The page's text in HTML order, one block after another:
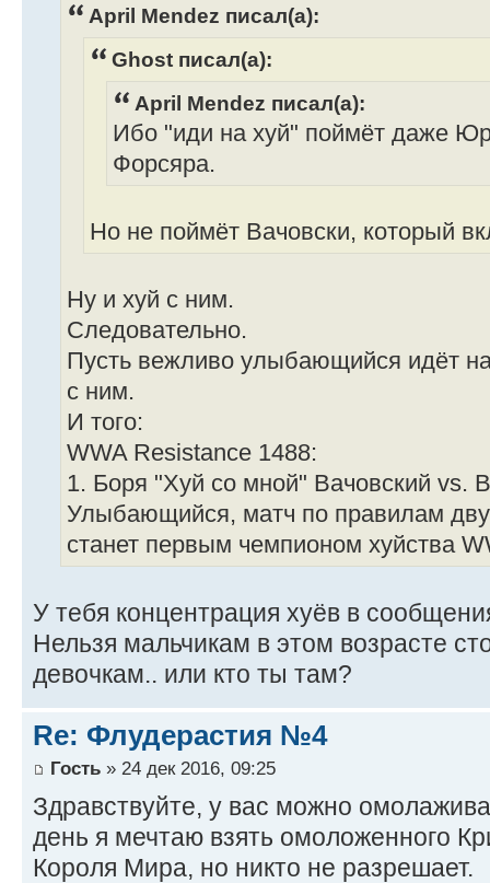
April Mendez писал(а):
Ghost писал(а):
April Mendez писал(а):
Ибо "иди на хуй" поймёт даже
Форсяра.
Но не поймёт Вачовски, который
Ну и хуй с ним.
Следовательно.
Пусть вежливо улыбающийся идёт
с ним.
И того:
WWA Resistance 1488:
1. Боря "Хуй со мной" Вачовский vs.
Улыбающийся, матч по правилам
станет первым чемпионом хуйства
У тебя концентрация хуёв в
Нельзя мальчикам в этом возрасте
девочкам.. или кто ты там?
Re: Флудерастия №4
Гость » 24 дек 2016, 09:25
Здравствуйте, у вас можно
день я мечтаю взять омоложенного
Короля Мира, но никто не разрешает.